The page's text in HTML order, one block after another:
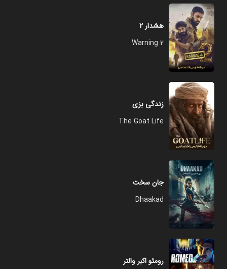
هشدار ۲
Warning 2
زندگی بزی
The Goat Life
جان سخت
Dhaakad
رومئو اکبر والتر